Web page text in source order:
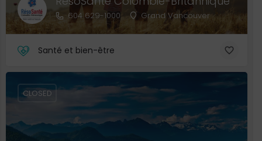
604 629-1000 Grand Vancouver
Santé et bien-être
CLOSED